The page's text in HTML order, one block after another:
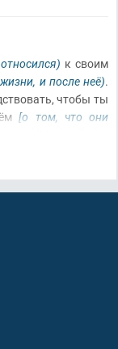
к своим
и после неё).
чтобы ты
[о том, что они
нет никакого